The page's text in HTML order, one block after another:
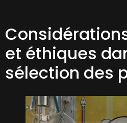
et éthiques
sélection des